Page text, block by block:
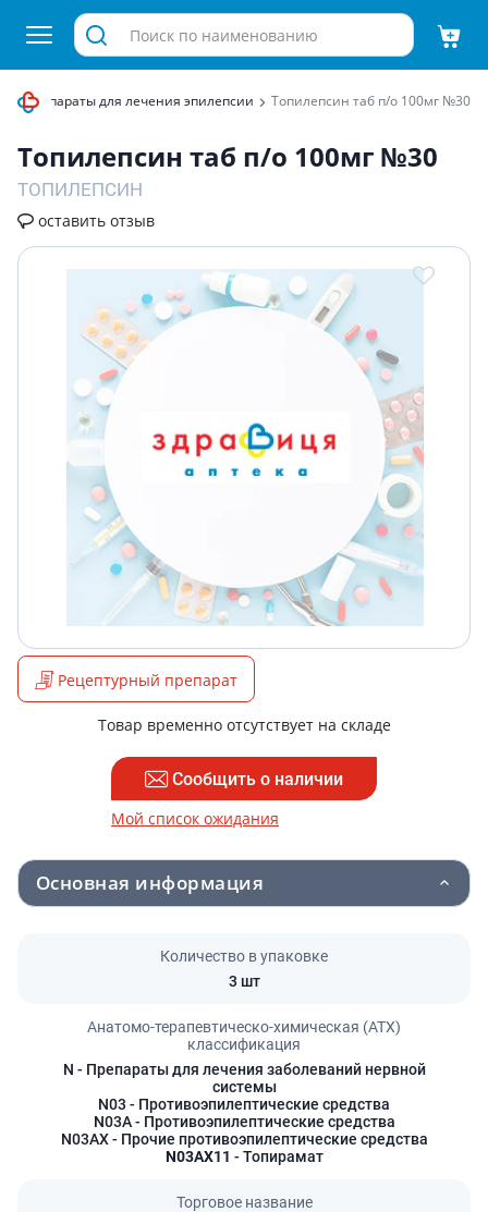
Препараты для лечения эпилепсии Топилепсин таб п/о 100мг №30
Топилепсин таб п/о 100мг №30
ТОПИЛЕПСИН
оставить отзыв
Рецептурный препарат
Товар временно отсутствует на складе
Сообщить о наличии
Мой список ожидания
Основная информация
Количество в упаковке
3 шт
Анатомо-терапевтическо-химическая (АТХ)
классификация
N - Препараты для лечения заболеваний нервной
системы
N03 - Противоэпилептические средства
N03A- Противоэпилептические средства
N03AX- Прочие противоэпилептические средства
N03AX11 - Топирамат
Торговое название